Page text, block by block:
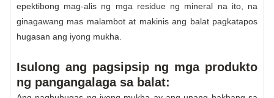
epektibong mag-alis ng mga residue ng mineral na ito, na
ginagawang mas malambot at makinis ang balat pagkatapos
hugasan ang iyong mukha.
Isulong ang pagsipsip ng mga produkto
ng pangangalaga sa balat: